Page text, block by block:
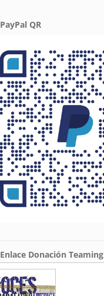
PayPal QR
Enlace Donación Teaming